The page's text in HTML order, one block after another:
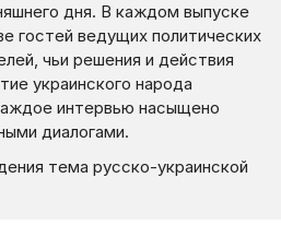
дня. В каждом выпуске
гостей ведущих политических
чьи решения и действия
украинского народа
интервью насыщено
диалогами.
тема русско-украинской